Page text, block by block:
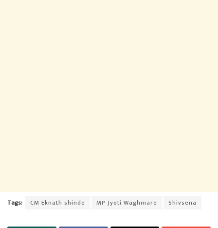
Tags: CM Eknath shinde MP Jyoti Waghmare Shivsena